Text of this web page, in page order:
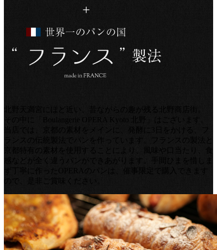
北野天満宮にほど近い、昔ながらの趣が残る北野商店街。
その中に「Boulangerie OPERA Kyoto 北野」はございます。
当店では、京都の素材をメインに、発酵に3日をかける、フ
ランスの伝統製法でパンを作っています。フランスの製法と
京都特有の素材を使用することにより、風味や口当たり、食
感などが全く違うパンができあがります。手間ひまを惜しま
ず丁寧に作ったOPERAのパンは、催事限定で購入できます
ので、是非ご賞味ください。